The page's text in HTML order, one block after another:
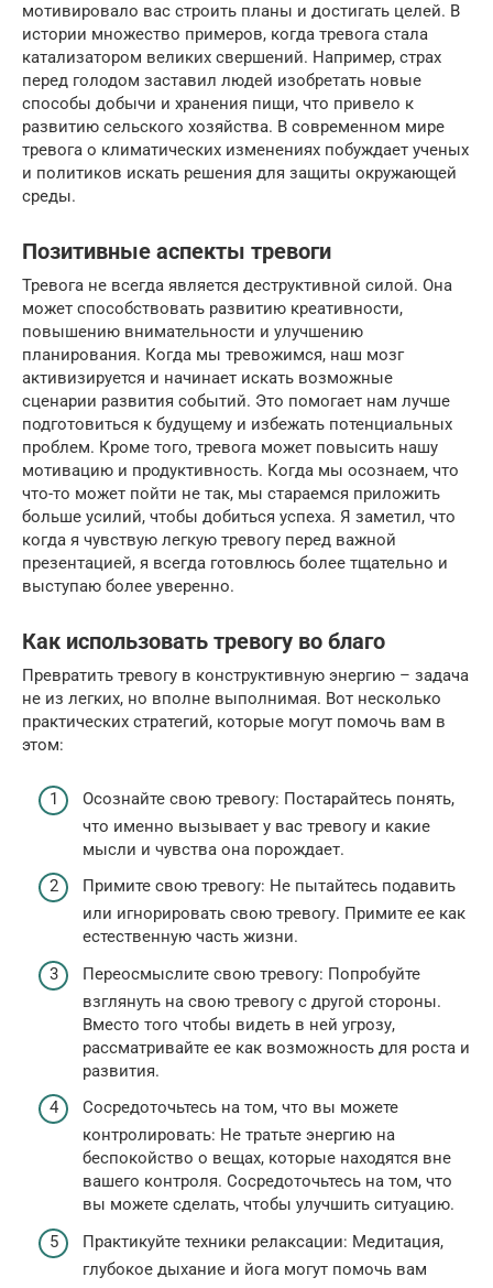
мотивировало вас строить планы и достигать целей. В
истории множество примеров, когда тревога стала
катализатором великих свершений. Например, страх
перед голодом заставил людей изобретать новые
способы добычи и хранения пищи, что привело к
развитию сельского хозяйства. В современном мире
тревога о климатических изменениях побуждает ученых
и политиков искать решения для защиты окружающей
среды.
Позитивные аспекты тревоги
Тревога не всегда является деструктивной силой. Она
может способствовать развитию креативности,
повышению внимательности и улучшению
планирования. Когда мы тревожимся, наш мозг
активизируется и начинает искать возможные
сценарии развития событий. Это помогает нам лучше
подготовиться к будущему и избежать потенциальных
проблем. Кроме того, тревога может повысить нашу
мотивацию и продуктивность. Когда мы осознаем, что
что-то может пойти не так, мы стараемся приложить
больше усилий, чтобы добиться успеха. Я заметил, что
когда я чувствую легкую тревогу перед важной
презентацией, я всегда готовлюсь более тщательно и
выступаю более уверенно.
Как использовать тревогу во благо
Превратить тревогу в конструктивную энергию – задача
не из легких, но вполне выполнимая. Вот несколько
практических стратегий, которые могут помочь вам в
этом:
Осознайте свою тревогу: Постарайтесь понять,
что именно вызывает у вас тревогу и какие
мысли и чувства она порождает.
Примите свою тревогу: Не пытайтесь подавить
или игнорировать свою тревогу. Примите ее как
естественную часть жизни.
Переосмыслите свою тревогу: Попробуйте
взглянуть на свою тревогу с другой стороны.
Вместо того чтобы видеть в ней угрозу,
рассматривайте ее как возможность для роста и
развития.
Сосредоточьтесь на том, что вы можете
контролировать: Не тратьте энергию на
беспокойство о вещах, которые находятся вне
вашего контроля. Сосредоточьтесь на том, что
вы можете сделать, чтобы улучшить ситуацию.
Практикуйте техники релаксации: Медитация,
глубокое дыхание и йога могут помочь вам